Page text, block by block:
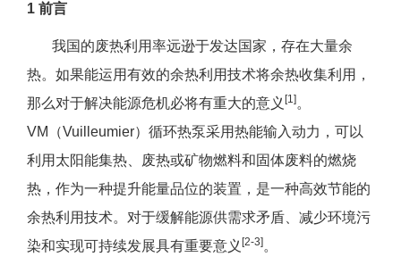
1 前言
我国的废热利用率远逊于发达国家，存在大量余
热。如果能运用有效的余热利用技术将余热收集利用，
那么对于解决能源危机必将有重大的意义 [1] 。
VM（Vuilleumier）循环热泵采用热能输入动力，可以
利用太阳能集热、废热或矿物燃料和固体废料的燃烧
热，作为一种提升能量品位的装置，是一种高效节能的
余热利用技术。对于缓解能源供需求矛盾、减少环境污
染和实现可持续发展具有重要意义 [2-3] 。